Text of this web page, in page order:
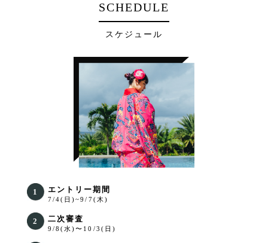
SCHEDULE
スケジュール
エントリー期間
7/4(日)~9/7(木)
二次審査
9/8(水)〜10/3(日)